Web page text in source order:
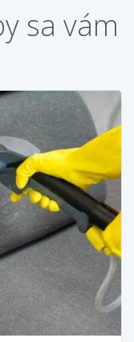
sa vám